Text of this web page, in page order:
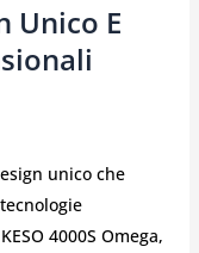
Unico E
unico che
4000S Omega,